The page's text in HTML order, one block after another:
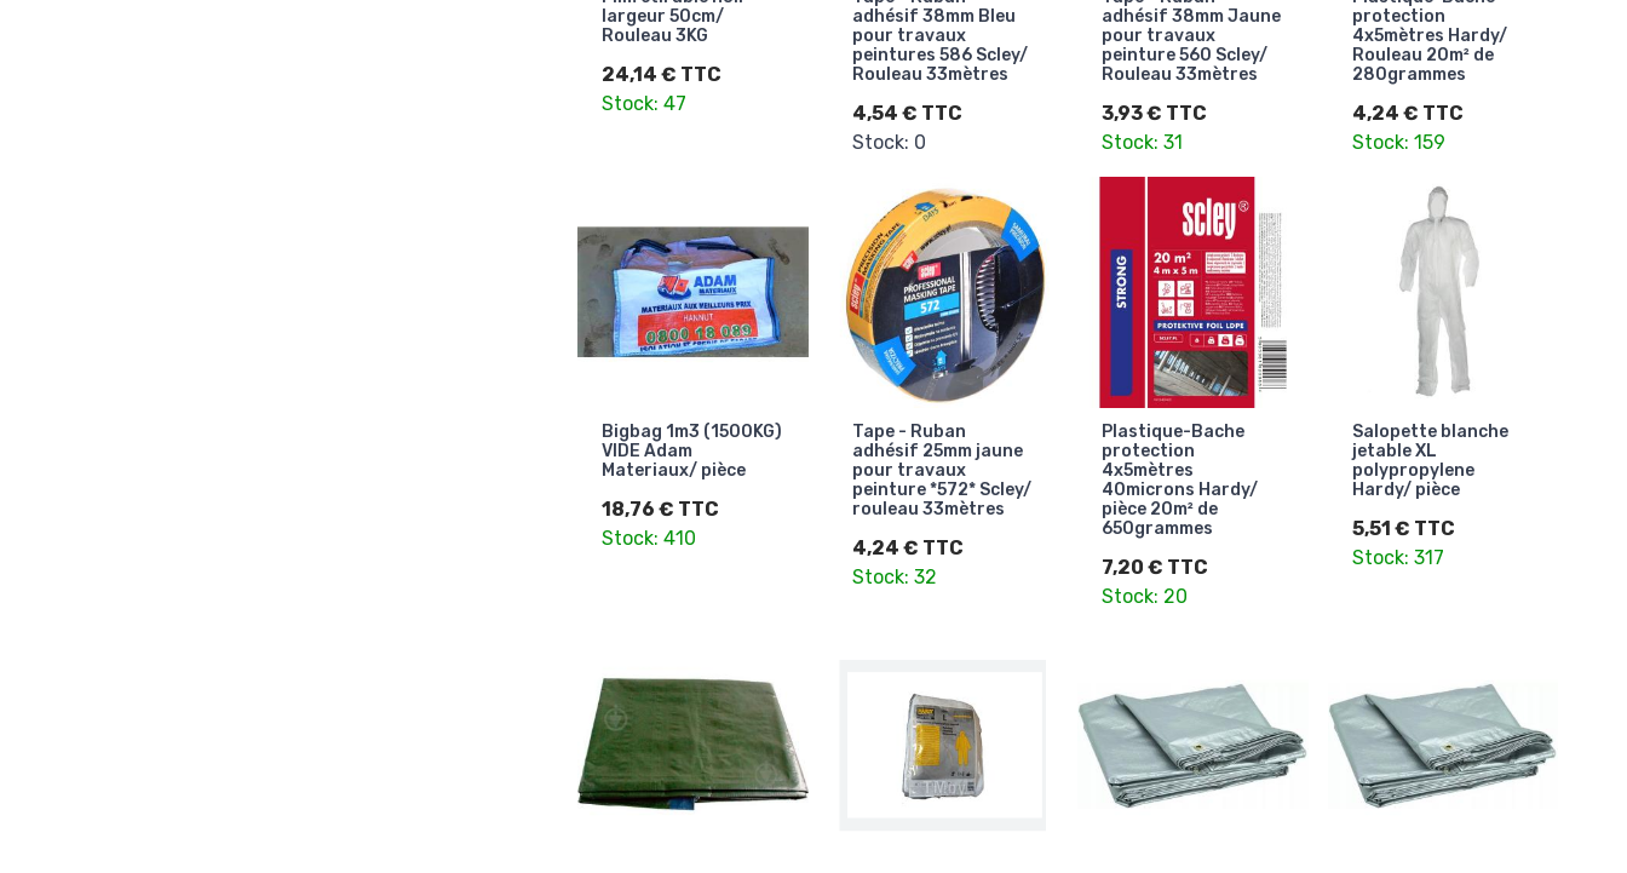
largeur 50cm/
Rouleau 3KG
24,14 € TTC
Stock: 47
adhésif 38mm Bleu
pour travaux
peintures 586 Scley/
Rouleau 33mètres
4,54 € TTC
Stock: 0
adhésif 38mm Jaune
pour travaux
peinture 560 Scley/
Rouleau 33mètres
3,93 € TTC
Stock: 31
protection
4x5mètres Hardy/
Rouleau 20m² de
280grammes
4,24 € TTC
Stock: 159
Bigbag 1m3 (1500KG)
VIDE Adam
Materiaux/ pièce
18,76 € TTC
Stock: 410
Tape - Ruban
adhésif 25mm jaune
pour travaux
peinture *572* Scley/
rouleau 33mètres
4,24 € TTC
Stock: 32
Plastique-Bache
protection
4x5mètres
40microns Hardy/
pièce 20m² de
650grammes
7,20 € TTC
Stock: 20
Salopette blanche
jetable XL
polypropylene
Hardy/ pièce
5,51 € TTC
Stock: 317